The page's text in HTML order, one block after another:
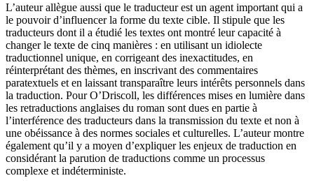
L’auteur allègue aussi que le traducteur est un agent important qui a
le pouvoir d’influencer la forme du texte cible. Il stipule que les
traducteurs dont il a étudié les textes ont montré leur capacité à
changer le texte de cinq manières : en utilisant un idiolecte
traductionnel unique, en corrigeant des inexactitudes, en
réinterprétant des thèmes, en inscrivant des commentaires
paratextuels et en laissant transparaître leurs intérêts personnels dans
la traduction. Pour O’Driscoll, les différences mises en lumière dans
les retraductions anglaises du roman sont dues en partie à
l’interférence des traducteurs dans la transmission du texte et non à
une obéissance à des normes sociales et culturelles. L’auteur montre
également qu’il y a moyen d’expliquer les enjeux de traduction en
considérant la parution de traductions comme un processus
complexe et indéterministe.